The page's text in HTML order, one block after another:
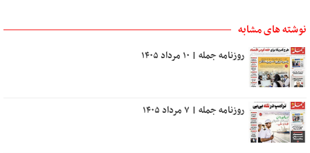
نوشته های مشابه
روزنامه جمله | ۱۰ مرداد ۱۴۰۵
روزنامه جمله | ۷ مرداد ۱۴۰۵